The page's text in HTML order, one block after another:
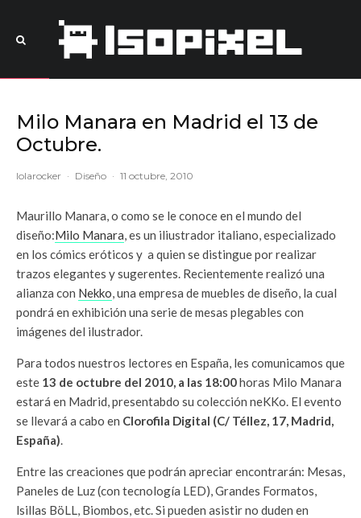
Milo Manara en Madrid el 13 de
Octubre.
lolarocker · Diseño · 11 octubre, 2010
Maurillo Manara, o como se le conoce en el mundo del
diseño:Milo Manara, es un iliustrador italiano, especializado
en los cómics eróticos y a quien se distingue por realizar
trazos elegantes y sugerentes. Recientemente realizó una
alianza con Nekko, una empresa de muebles de diseño, la cual
pondrá en exhibición una serie de mesas plegables con
imágenes del ilustrador.
Para todos nuestros lectores en España, les comunicamos que
este 13 de octubre del 2010, a las 18:00horas Milo Manara
estará en Madrid, presentabdo su colección neKKo. El evento
se llevará a cabo en Clorofila Digital (C/ Téllez, 17, Madrid,
España).
Entre las creaciones que podrán apreciar encontrarán: Mesas,
Paneles de Luz (con tecnología LED), Grandes Formatos,
lsillas BöLL, Biombos, etc. Si pueden asistir no duden en